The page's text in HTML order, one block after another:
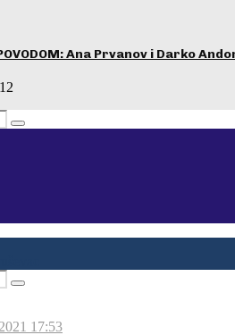
POVODOM: Ana Prvanov i Darko
Pretraga
Pretraga
17:53